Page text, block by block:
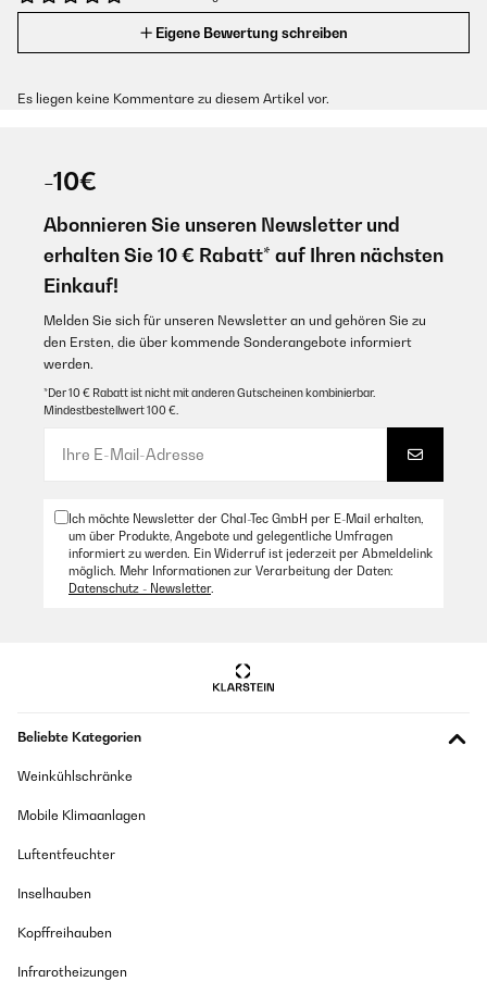
Eigene Bewertung schreiben
Es liegen keine Kommentare zu diesem Artikel vor.
-10€
Abonnieren Sie unseren Newsletter und
erhalten Sie 10 € Rabatt* auf Ihren nächsten
Einkauf!
Melden Sie sich für unseren Newsletter an und gehören Sie zu
den Ersten, die über kommende Sonderangebote informiert
werden.
*Der 10 € Rabatt ist nicht mit anderen Gutscheinen kombinierbar.
Mindestbestellwert 100 €.
Ich möchte Newsletter der Chal-Tec GmbH per E-Mail erhalten,
um über Produkte, Angebote und gelegentliche Umfragen
informiert zu werden. Ein Widerruf ist jederzeit per Abmeldelink
möglich. Mehr Informationen zur Verarbeitung der Daten:
Datenschutz - Newsletter.
Beliebte Kategorien
Weinkühlschränke
Mobile Klimaanlagen
Luftentfeuchter
Inselhauben
Kopffreihauben
Infrarotheizungen